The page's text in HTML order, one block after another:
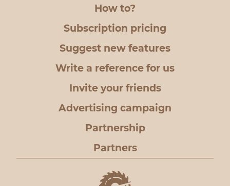
How to?
Subscription pricing
Suggest new features
Write a reference for us
Invite your friends
Advertising campaign
Partnership
Partners